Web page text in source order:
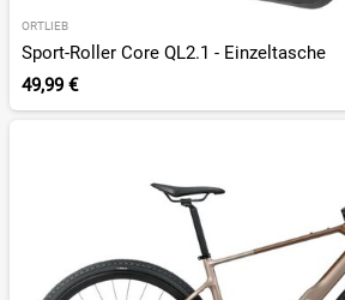
ORTLIEB
Sport-Roller Core QL2.1 - Einzeltasche
49,99 €